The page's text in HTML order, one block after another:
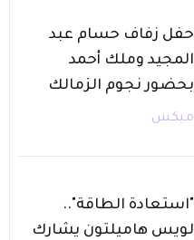
حفل زفاف حسام عبد
المجيد وملك أحمد
بحضور نجوم الزمالك
ميكس
"استعادة الطاقة"..
لويس هاميلتون يشارك